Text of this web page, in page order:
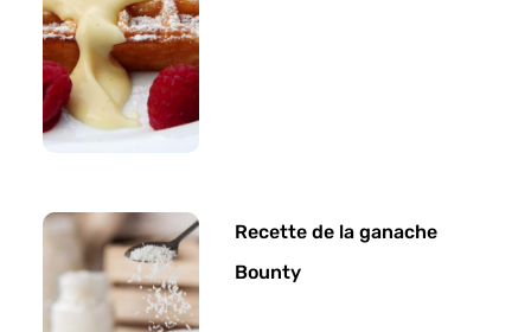
Recette de la ganache
Bounty